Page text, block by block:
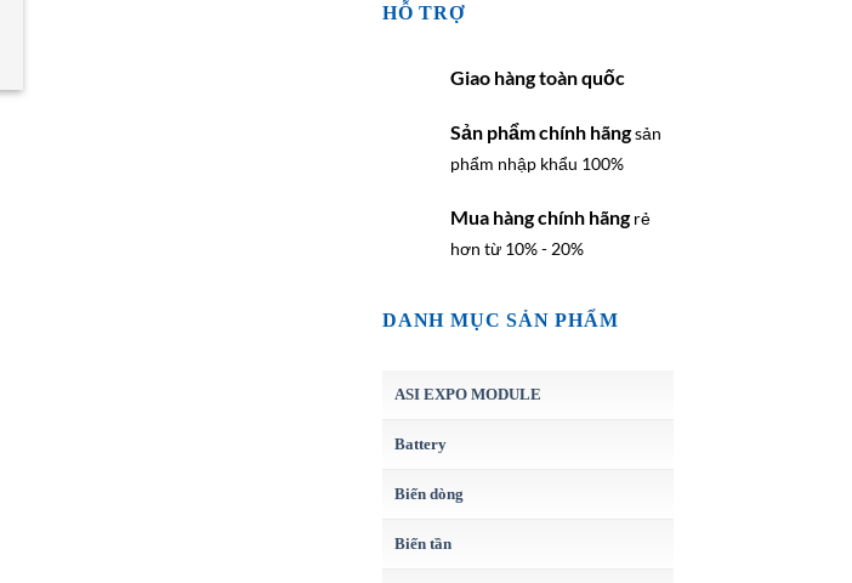
HỖ TRỢ
Giao hàng toàn quốc
Sản phẩm chính hãngsản
phẩm nhập khẩu 100%
Mua hàng chính hãng rẻ
hơn từ 10% - 20%
DANH MỤC SẢN PHẨM
ASI EXPO MODULE
Battery
Biến dòng
Biến tần